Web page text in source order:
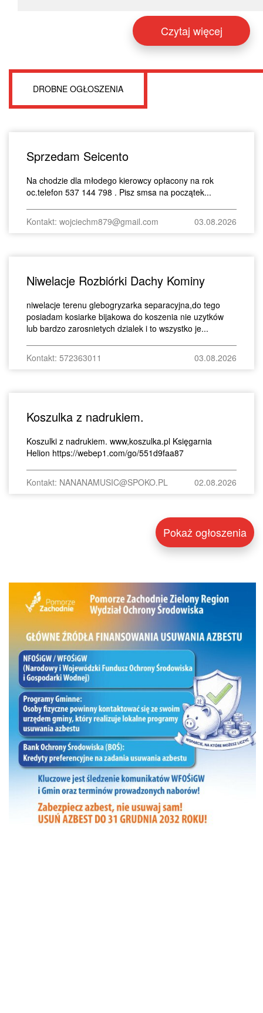
Czytaj więcej
DROBNE OGŁOSZENIA
Sprzedam Seicento
Na chodzie dla młodego kierowcy opłacony na rok
oc.telefon 537 144 798 . Pisz smsa na początek...
Kontakt: wojciechm879@gmail.com 03.08.2026
Niwelacje Rozbiórki Dachy Kominy
niwelacje terenu glebogryzarka separacyjna,do tego
posiadam kosiarke bijakowa do koszenia nie uzytków
lub bardzo zarosnietych dzialek i to wszystko je...
Kontakt: 572363011 03.08.2026
Koszulka z nadrukiem.
Koszulki z nadrukiem. www,koszulka.pl Księgarnia
Helion https://webep1.com/go/551d9faa87
Kontakt: NANANAMUSIC@SPOKO.PL 02.08.2026
Pokaż ogłoszenia